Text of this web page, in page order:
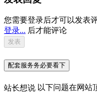
您需要登录后才可以发表
登录... 后才能评论
配套服务务必要看下
站长想说 以下问题在网站